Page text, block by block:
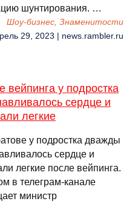
шунтирования. …
Шоу-бизнес, Знаменитости
29, 2023 | news.rambler.ru
вейпинга у подростка
сердце и
легкие
у подростка дважды
сердце и
легкие после вейпинга.
в телеграм-канале
министр